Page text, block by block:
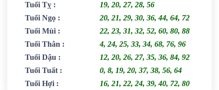
Tuổi Tỵ :
19, 20, 27, 28, 56
Tuổi Ngọ :
20, 21, 29, 30, 36, 44, 64, 72
Tuổi Mùi :
22, 23, 31, 32, 52, 60, 80, 88
Tuổi Thân :
4, 24, 25, 33, 34, 68, 76, 96
Tuổi Dậu :
12, 20, 26, 27, 35, 36, 84, 92
Tuổi Tuất :
0, 8, 19, 20, 37, 38, 56, 64
Tuổi Hợi : 16, 21, 22, 24, 39, 40, 72, 80